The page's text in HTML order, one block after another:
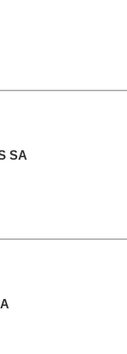
SA